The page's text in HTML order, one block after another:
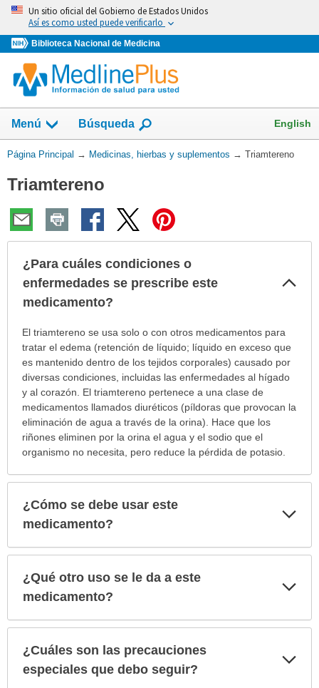
Omita
vaya
al
Contenido
Un sitio oficial del Gobierno de Estados Unidos
Así es como usted puede verificarlo
Biblioteca Nacional de Medicina
Menú
Mostrar
campo
de
Búsqueda English
Usted
aquí:
Página Principal → Medicinas, hierbas y suplementos → Triamtereno
Triamtereno
¿Para cuáles condiciones o
enfermedades se prescribe este
medicamento?
¿Para
cuáles
condiciones
enfermedades
prescribe
este
medicamento?
sido
extendido.
El triamtereno se usa solo o con otros medicamentos para
tratar el edema (retención de líquido; líquido en exceso que
es mantenido dentro de los tejidos corporales) causado por
diversas condiciones, incluidas las enfermedades al hígado
y al corazón. El triamtereno pertenece a una clase de
medicamentos llamados diuréticos (píldoras que provocan la
eliminación de agua a través de la orina). Hace que los
riñones eliminen por la orina el agua y el sodio que el
organismo no necesita, pero reduce la pérdida de potasio.
¿Cómo se debe usar este
medicamento?
¿Qué otro uso se le da a este
medicamento?
¿Cuáles son las precauciones
especiales que debo seguir?